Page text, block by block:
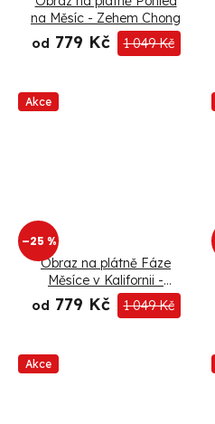
na Měsíc - Zehem Chong
od 779 Kč 1 049 Kč
Akce
–25 %
Obraz na plátně Fáze
Měsíce v Kalifornii -
Rokibul Hasan
od 779 Kč 1 049 Kč
Akce